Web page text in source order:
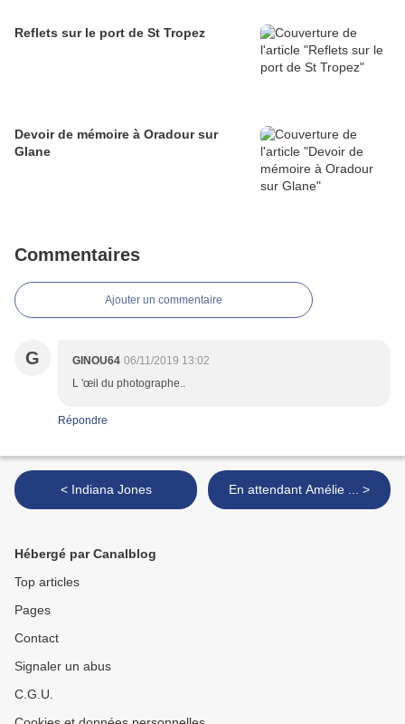
Reflets sur le port de St Tropez
Devoir de mémoire à Oradour sur
Glane
Commentaires
Ajouter un commentaire
G GINOU64 06/11/2019 13:02
L 'œil du photographe..
Répondre
< Indiana Jones En attendant Amélie ... >
Hébergé par Canalblog
Top articles
Pages
Contact
Signaler un abus
C.G.U.